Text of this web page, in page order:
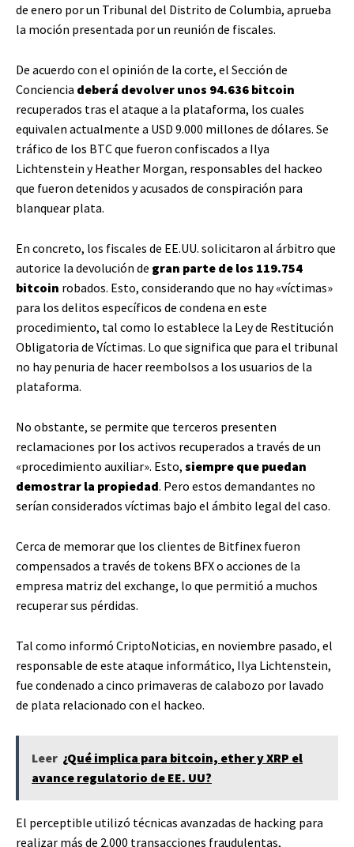
de enero por un Tribunal del Distrito de Columbia, aprueba
la moción presentada por un reunión de fiscales.
De acuerdo con el opinión de la corte, el Sección de
Conciencia deberá devolver unos 94.636 bitcoin
recuperados tras el ataque a la plataforma, los cuales
equivalen actualmente a USD 9.000 millones de dólares. Se
tráfico de los BTC que fueron confiscados a Ilya
Lichtenstein y Heather Morgan, responsables del hackeo
que fueron detenidos y acusados ​​de conspiración para
blanquear plata.
En concreto, los fiscales de EE.UU. solicitaron al árbitro que
autorice la devolución de gran parte de los 119.754
bitcoin robados. Esto, considerando que no hay «víctimas»
para los delitos específicos de condena en este
procedimiento, tal como lo establece la Ley de Restitución
Obligatoria de Víctimas. Lo que significa que para el tribunal
no hay penuria de hacer reembolsos a los usuarios de la
plataforma.
No obstante, se permite que terceros presenten
reclamaciones por los activos recuperados a través de un
«procedimiento auxiliar». Esto, siempre que puedan
demostrar la propiedad. Pero estos demandantes no
serían considerados víctimas bajo el ámbito legal del caso.
Cerca de memorar que los clientes de Bitfinex fueron
compensados ​​a través de tokens BFX o acciones de la
empresa matriz del exchange, lo que permitió a muchos
recuperar sus pérdidas.
Tal como informó CriptoNoticias, en noviembre pasado, el
responsable de este ataque informático, Ilya Lichtenstein,
fue condenado a cinco primaveras de calabozo por lavado
de plata relacionado con el hackeo.
Leer ¿Qué implica para bitcoin, ether y XRP el
avance regulatorio de EE. UU?
El perceptible utilizó técnicas avanzadas de hacking para
realizar más de 2.000 transacciones fraudulentas,